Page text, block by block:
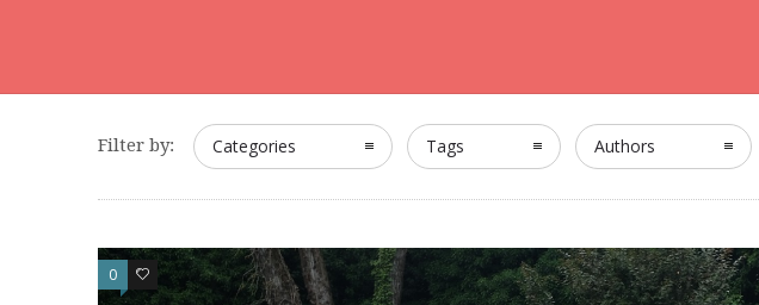
Filter by: Categories Tags Authors
0 0